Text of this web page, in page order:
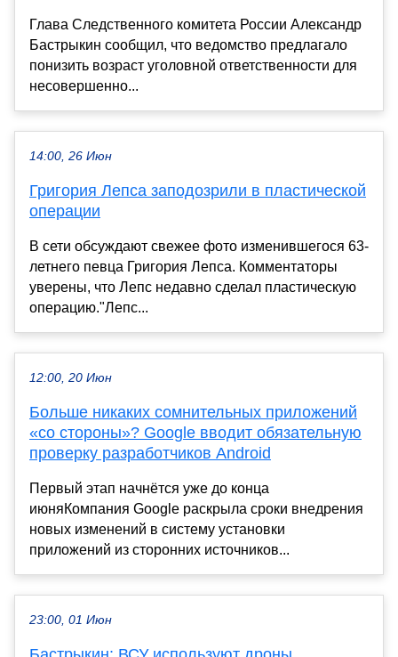
Глава Следственного комитета России Александр
Бастрыкин сообщил, что ведомство предлагало
понизить возраст уголовной ответственности для
несовершенно...
14:00, 26 Июн
Григория Лепса заподозрили в пластической
операции
В сети обсуждают свежее фото изменившегося 63-
летнего певца Григория Лепса. Комментаторы
уверены, что Лепс недавно сделал пластическую
операцию."Лепс...
12:00, 20 Июн
Больше никаких сомнительных приложений
«со стороны»? Google вводит обязательную
проверку разработчиков Android
Первый этап начнётся уже до конца
июняКомпания Google раскрыла сроки внедрения
новых изменений в систему установки
приложений из сторонних источников...
23:00, 01 Июн